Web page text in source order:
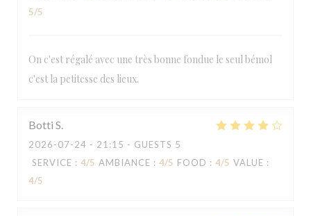
5/5
On c'est régalé avec une très bonne fondue le seul bémol
c'est la petitesse des lieux.
Botti S
2026-07-24 - 21:15 - GUESTS 5
SERVICE : 4/5 AMBIANCE : 4/5 FOOD : 4/5 VALUE :
4/5